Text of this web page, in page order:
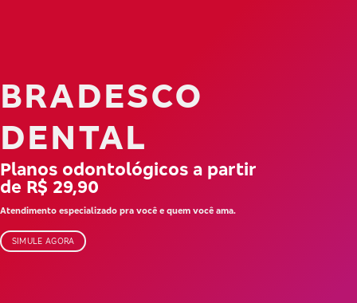
BRADESCO
DENTAL
Planos odontológicos a partir
de R$ 29,90
Atendimento especializado pra você e quem você ama.
SIMULE AGORA